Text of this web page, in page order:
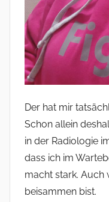
Der hat mir
Schon allein
in der Radiologie
dass ich im
macht stark. Auch
beisammen bist.